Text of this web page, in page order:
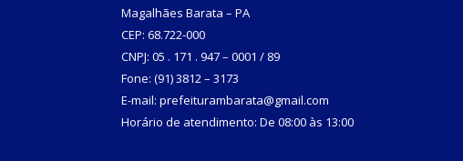
Magalhães Barata – PA
CEP: 68.722-000
CNPJ: 05 . 171 . 947 – 0001 / 89
Fone: (91) 3812 – 3173
E-mail: prefeiturambarata@gmail.com
Horário de atendimento: De 08:00 às 13:00